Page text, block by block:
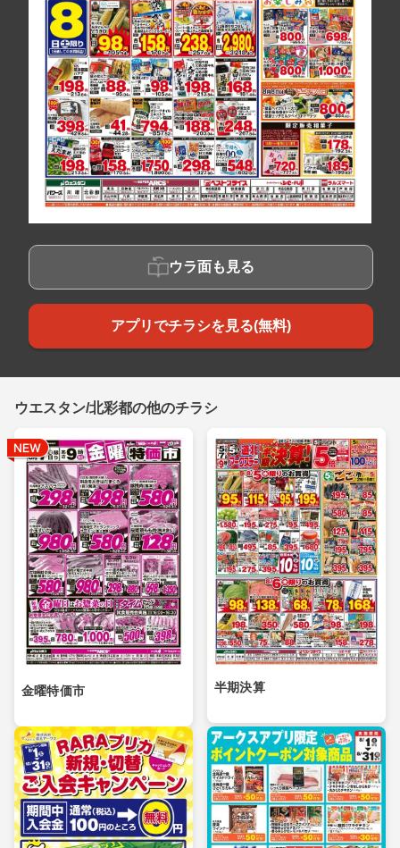
ウラ面も見る
アプリでチラシを見る(無料)
ウエスタン/北彩都の他のチラシ
金曜特価市 半期決算